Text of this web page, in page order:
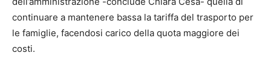
continuare a mantenere bassa la tariffa del trasporto per
le famiglie, facendosi carico della quota maggiore dei
costi.